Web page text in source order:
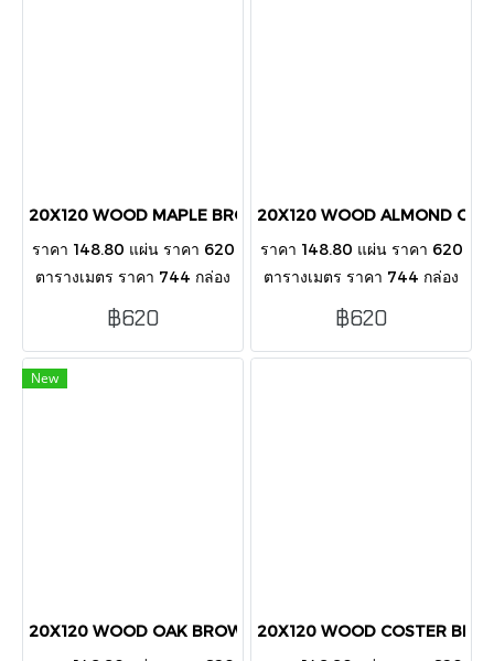
20X120 WOOD MAPLE BROWN V2012005MATT
ราคา 148.80 แผ่น ราคา 620
ตารางเมตร ราคา 744 กล่อง
บรรจุ 5 แผ่น/กล่อง/1.2 ตาราง
เมตร
฿620
20X120 WOOD ALMOND
ราคา 148.80 แผ่น ราคา 620
ตารางเมตร ราคา 744 กล่อง
บรรจุ 5 แผ่น/กล่อง/1.2 ตาราง
เมตร
฿620
New
20X120 WOOD OAK BROWN V2012006MATT
20X120 WOOD COSTER